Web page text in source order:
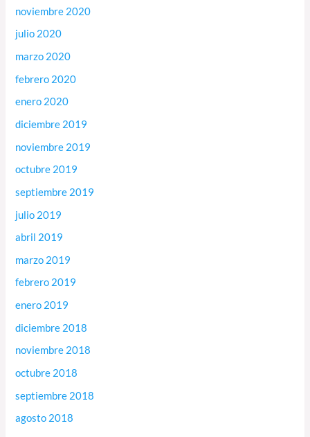
noviembre 2020
julio 2020
marzo 2020
febrero 2020
enero 2020
diciembre 2019
noviembre 2019
octubre 2019
septiembre 2019
julio 2019
abril 2019
marzo 2019
febrero 2019
enero 2019
diciembre 2018
noviembre 2018
octubre 2018
septiembre 2018
agosto 2018